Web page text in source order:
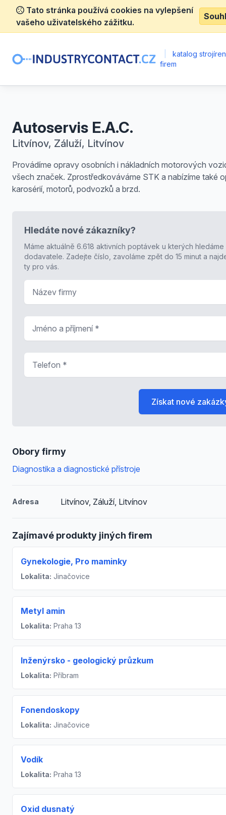
Tato stránka používá cookies na vylepšení
vašeho uživatelského zážitku.
katalog
firem
Autoservis E.A.C.
Litvínov, Záluží, Litvínov
Provádíme opravy osobních i nákladních motorových
všech značek. Zprostředkováváme STK a nabízíme také
karosérií, motorů, podvozků a brzd.
Obory firmy
Diagnostika a diagnostické přístroje
Adresa Litvínov, Záluží, Litvínov
Zajímavé produkty jiných firem
Gynekologie, Pro maminky
Lokalita: Jinačovice
Metyl amin
Lokalita: Praha 13
Inženýrsko - geologický průzkum
Lokalita: Příbram
Fonendoskopy
Lokalita: Jinačovice
Vodík
Lokalita: Praha 13
Oxid dusnatý
Hledáte nové zákazníky?
Máme aktuálně 6.618 aktivních poptávek u kterých hledáme
dodavatele. Zadejte číslo, zavoláme zpět do 15 minut a
ty pro vás.
Získat nové